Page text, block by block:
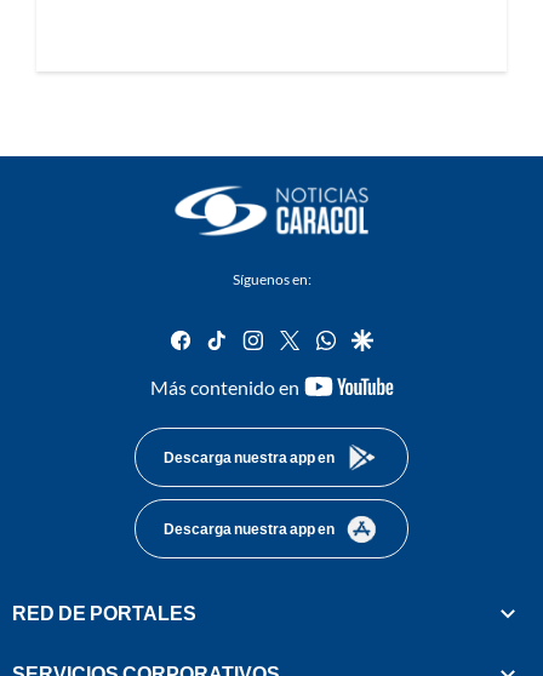
Síguenos en:
facebook
tiktok instagram
twitterwhatsapp
google
Más contenido en
youtube-
Descarga nuestra app en
Descarga nuestra app en
RED DE PORTALES